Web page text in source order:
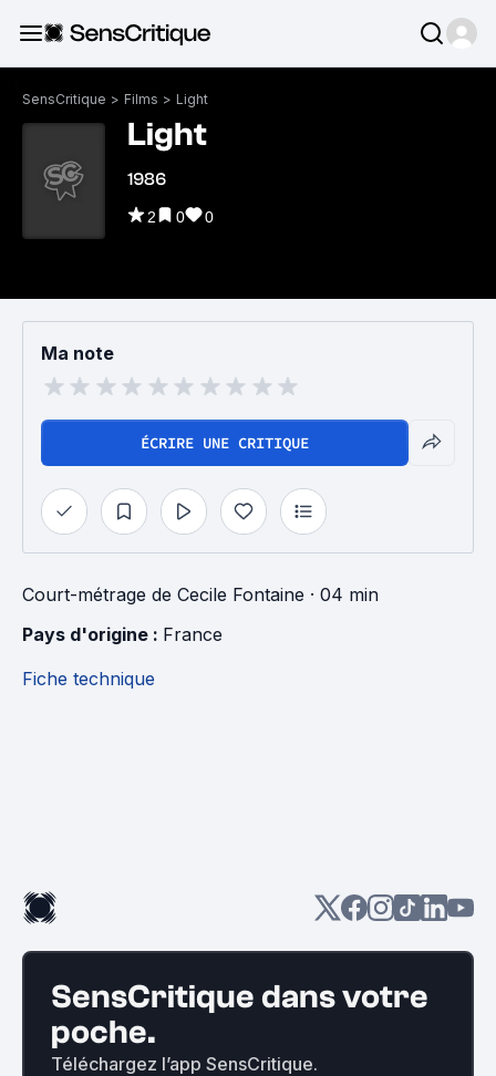
SensCritique > Films > Light
Light
1986
2 0 0
Ma note
ÉCRIRE UNE CRITIQUE
Court-métrage de Cecile Fontaine · 04 min
Pays d'origine : France
Fiche technique
SensCritique dans votre
poche.
Téléchargez l’app SensCritique.